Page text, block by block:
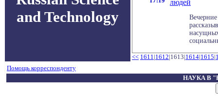
and Technology
людей
Вечерние
<< 1611|1612|1613|1614|1615|
Помощь корреспонденту
НАУКА В